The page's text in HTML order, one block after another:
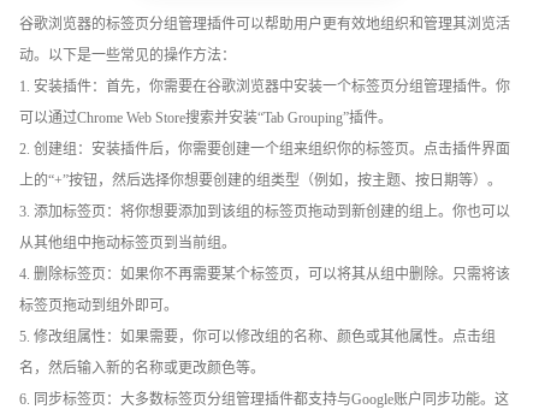
谷歌浏览器的标签页分组管理插件可以帮助用户更有效地组织和管理其浏览活
动。以下是一些常见的操作方法：
1. 安装插件：首先，你需要在谷歌浏览器中安装一个标签页分组管理插件。你
可以通过Chrome Web Store搜索并安装“Tab Grouping”插件。
2. 创建组：安装插件后，你需要创建一个组来组织你的标签页。点击插件界面
上的“+”按钮，然后选择你想要创建的组类型（例如，按主题、按日期等）。
3. 添加标签页：将你想要添加到该组的标签页拖动到新创建的组上。你也可以
从其他组中拖动标签页到当前组。
4. 删除标签页：如果你不再需要某个标签页，可以将其从组中删除。只需将该
标签页拖动到组外即可。
5. 修改组属性：如果需要，你可以修改组的名称、颜色或其他属性。点击组
名，然后输入新的名称或更改颜色等。
6. 同步标签页：大多数标签页分组管理插件都支持与Google账户同步功能。这